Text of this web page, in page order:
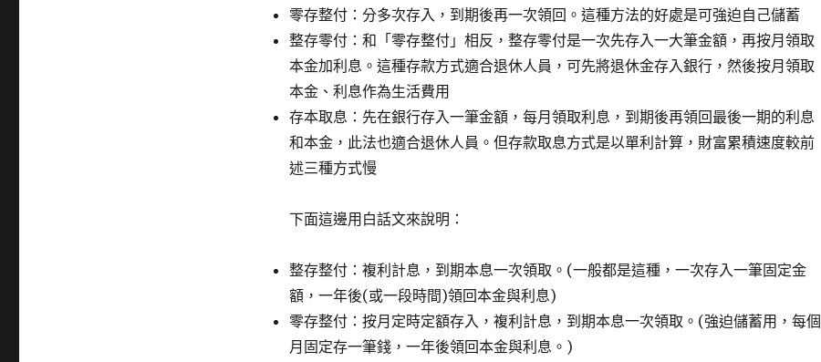
零存整付：分多次存入，到期後再一次領回。這種方法的好處是可強迫自己儲蓄
整存零付：和「零存整付」相反，整存零付是一次先存入一大筆金額，再按月領取
本金加利息。這種存款方式適合退休人員，可先將退休金存入銀行，然後按月領取
本金、利息作為生活費用
存本取息：先在銀行存入一筆金額，每月領取利息，到期後再領回最後一期的利息
和本金，此法也適合退休人員。但存款取息方式是以單利計算，財富累積速度較前
述三種方式慢
下面這邊用白話文來說明：
整存整付：複利計息，到期本息一次領取。(一般都是這種，一次存入一筆固定金
額，一年後(或一段時間)領回本金與利息)
零存整付：按月定時定額存入，複利計息，到期本息一次領取。(強迫儲蓄用，每個
月固定存一筆錢，一年後領回本金與利息。)